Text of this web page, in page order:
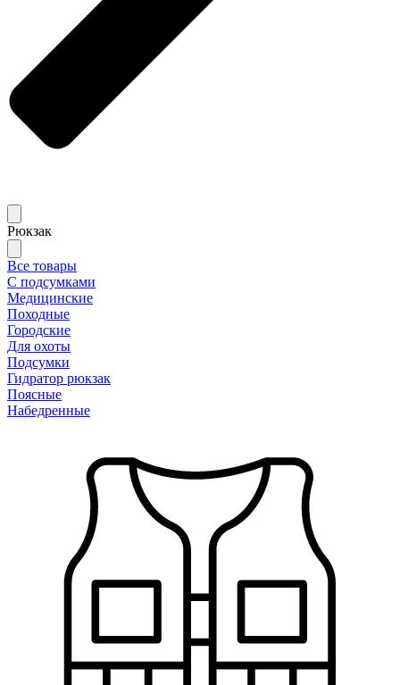
Рюкзак
Все товары
С подсумками
Медицинские
Походные
Городские
Для охоты
Подсумки
Гидратор рюкзак
Поясные
Набедренные